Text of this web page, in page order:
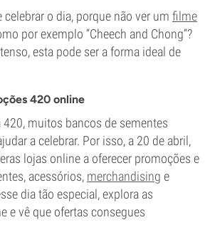
celebrar o dia, porque não ver um filme
por exemplo “Cheech and Chong”?
esta pode ser a forma ideal de
420 online
420, muitos bancos de sementes
a celebrar. Por isso, a 20 de abril,
lojas online a oferecer promoções e
acessórios, merchandising e
dia tão especial, explora as
e vê que ofertas consegues